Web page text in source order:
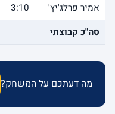
אמיר פרלג'יץ'
3:10
סה"כ קבוצתי
מה דעתכם על המשחק?